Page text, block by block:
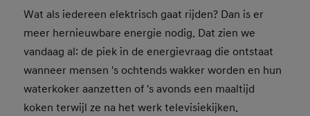
Wat als iedereen elektrisch gaat rijden? Dan is er
meer hernieuwbare energie nodig. Dat zien we
vandaag al: de piek in de energievraag die ontstaat
wanneer mensen 's ochtends wakker worden en hun
waterkoker aanzetten of 's avonds een maaltijd
koken terwijl ze na het werk televisiekijken.